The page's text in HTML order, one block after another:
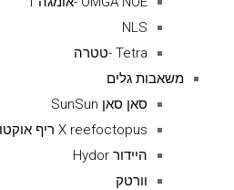
NLS
Tetra -טטרה
משאבות גלים
סאן סאן SunSun
X reefoctopus ריף אוקטופוס
היידור Hydor
וורטק